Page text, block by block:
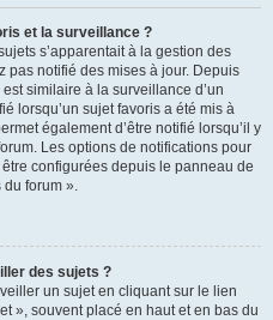
et la surveillance ?
s’apparentait à la gestion des
pas notifié des mises à jour. Depuis
similaire à la surveillance d’un
lorsqu’un sujet favoris a été mis à
également d’être notifié lorsqu’il y
Les options de notifications pour
configurées depuis le panneau de
du forum ».
des sujets ?
un sujet en cliquant sur le lien
», souvent placé en haut et en bas du